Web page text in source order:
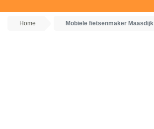
Home Mobiele fietsenmaker Maasdijk